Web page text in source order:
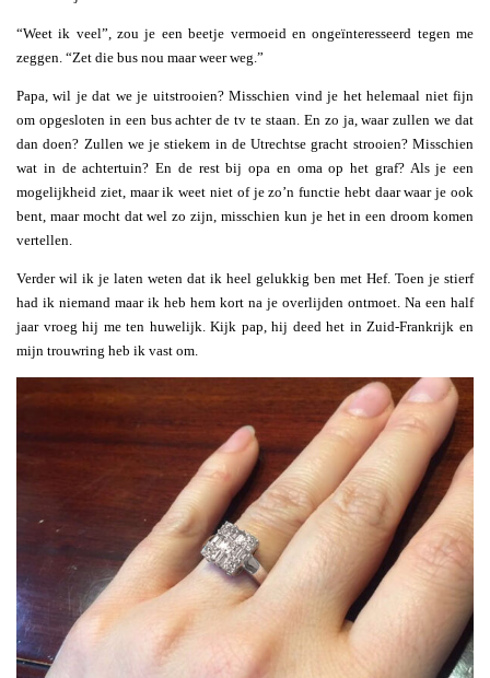
“Weet ik veel”, zou je een beetje vermoeid en ongeïnteresseerd tegen me
zeggen. “Zet die bus nou maar weer weg.”
Papa, wil je dat we je uitstrooien? Misschien vind je het helemaal niet fijn
om opgesloten in een bus achter de tv te staan. En zo ja, waar zullen we dat
dan doen? Zullen we je stiekem in de Utrechtse gracht strooien? Misschien
wat in de achtertuin? En de rest bij opa en oma op het graf? Als je een
mogelijkheid ziet, maar ik weet niet of je zo’n functie hebt daar waar je ook
bent, maar mocht dat wel zo zijn, misschien kun je het in een droom komen
vertellen.
Verder wil ik je laten weten dat ik heel gelukkig ben met Hef. Toen je stierf
had ik niemand maar ik heb hem kort na je overlijden ontmoet. Na een half
jaar vroeg hij me ten huwelijk. Kijk pap, hij deed het in Zuid-Frankrijk en
mijn trouwring heb ik vast om.